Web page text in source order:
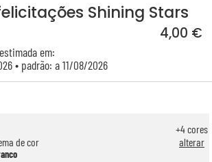
Shining Stars
4,00 €
em:
• padrão: a 11/08/2026
de cor
+4cores
alterar